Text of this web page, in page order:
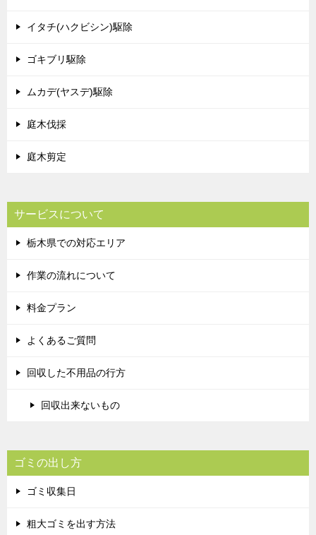
イタチ(ハクビシン)駆除
ゴキブリ駆除
ムカデ(ヤスデ)駆除
庭木伐採
庭木剪定
サービスについて
栃木県での対応エリア
作業の流れについて
料金プラン
よくあるご質問
回収した不用品の行方
回収出来ないもの
ゴミの出し方
ゴミ収集日
粗大ゴミを出す方法